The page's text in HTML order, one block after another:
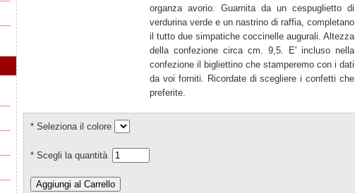
organza avorio. Guarnita da un cespuglietto di
verdurina verde e un nastrino di raffia, completano
il tutto due simpatiche coccinelle augurali. Altezza
della confezione circa cm. 9,5. E' incluso nella
confezione il bigliettino che stamperemo con i dati
da voi forniti. Ricordate di scegliere i confetti che
preferite.
* Seleziona il colore
* Scegli la quantità